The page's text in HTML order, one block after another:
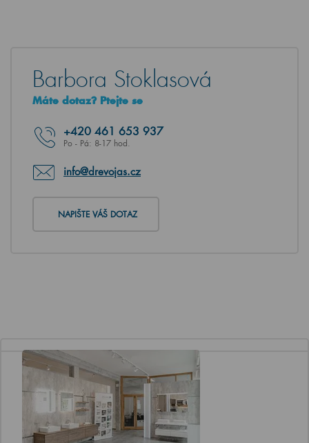
Barbora Stoklasová
Máte dotaz? Ptejte se
+420 461 653 937
Po - Pá: 8-17 hod.
info@drevojas.cz
NAPIŠTE VÁŠ DOTAZ